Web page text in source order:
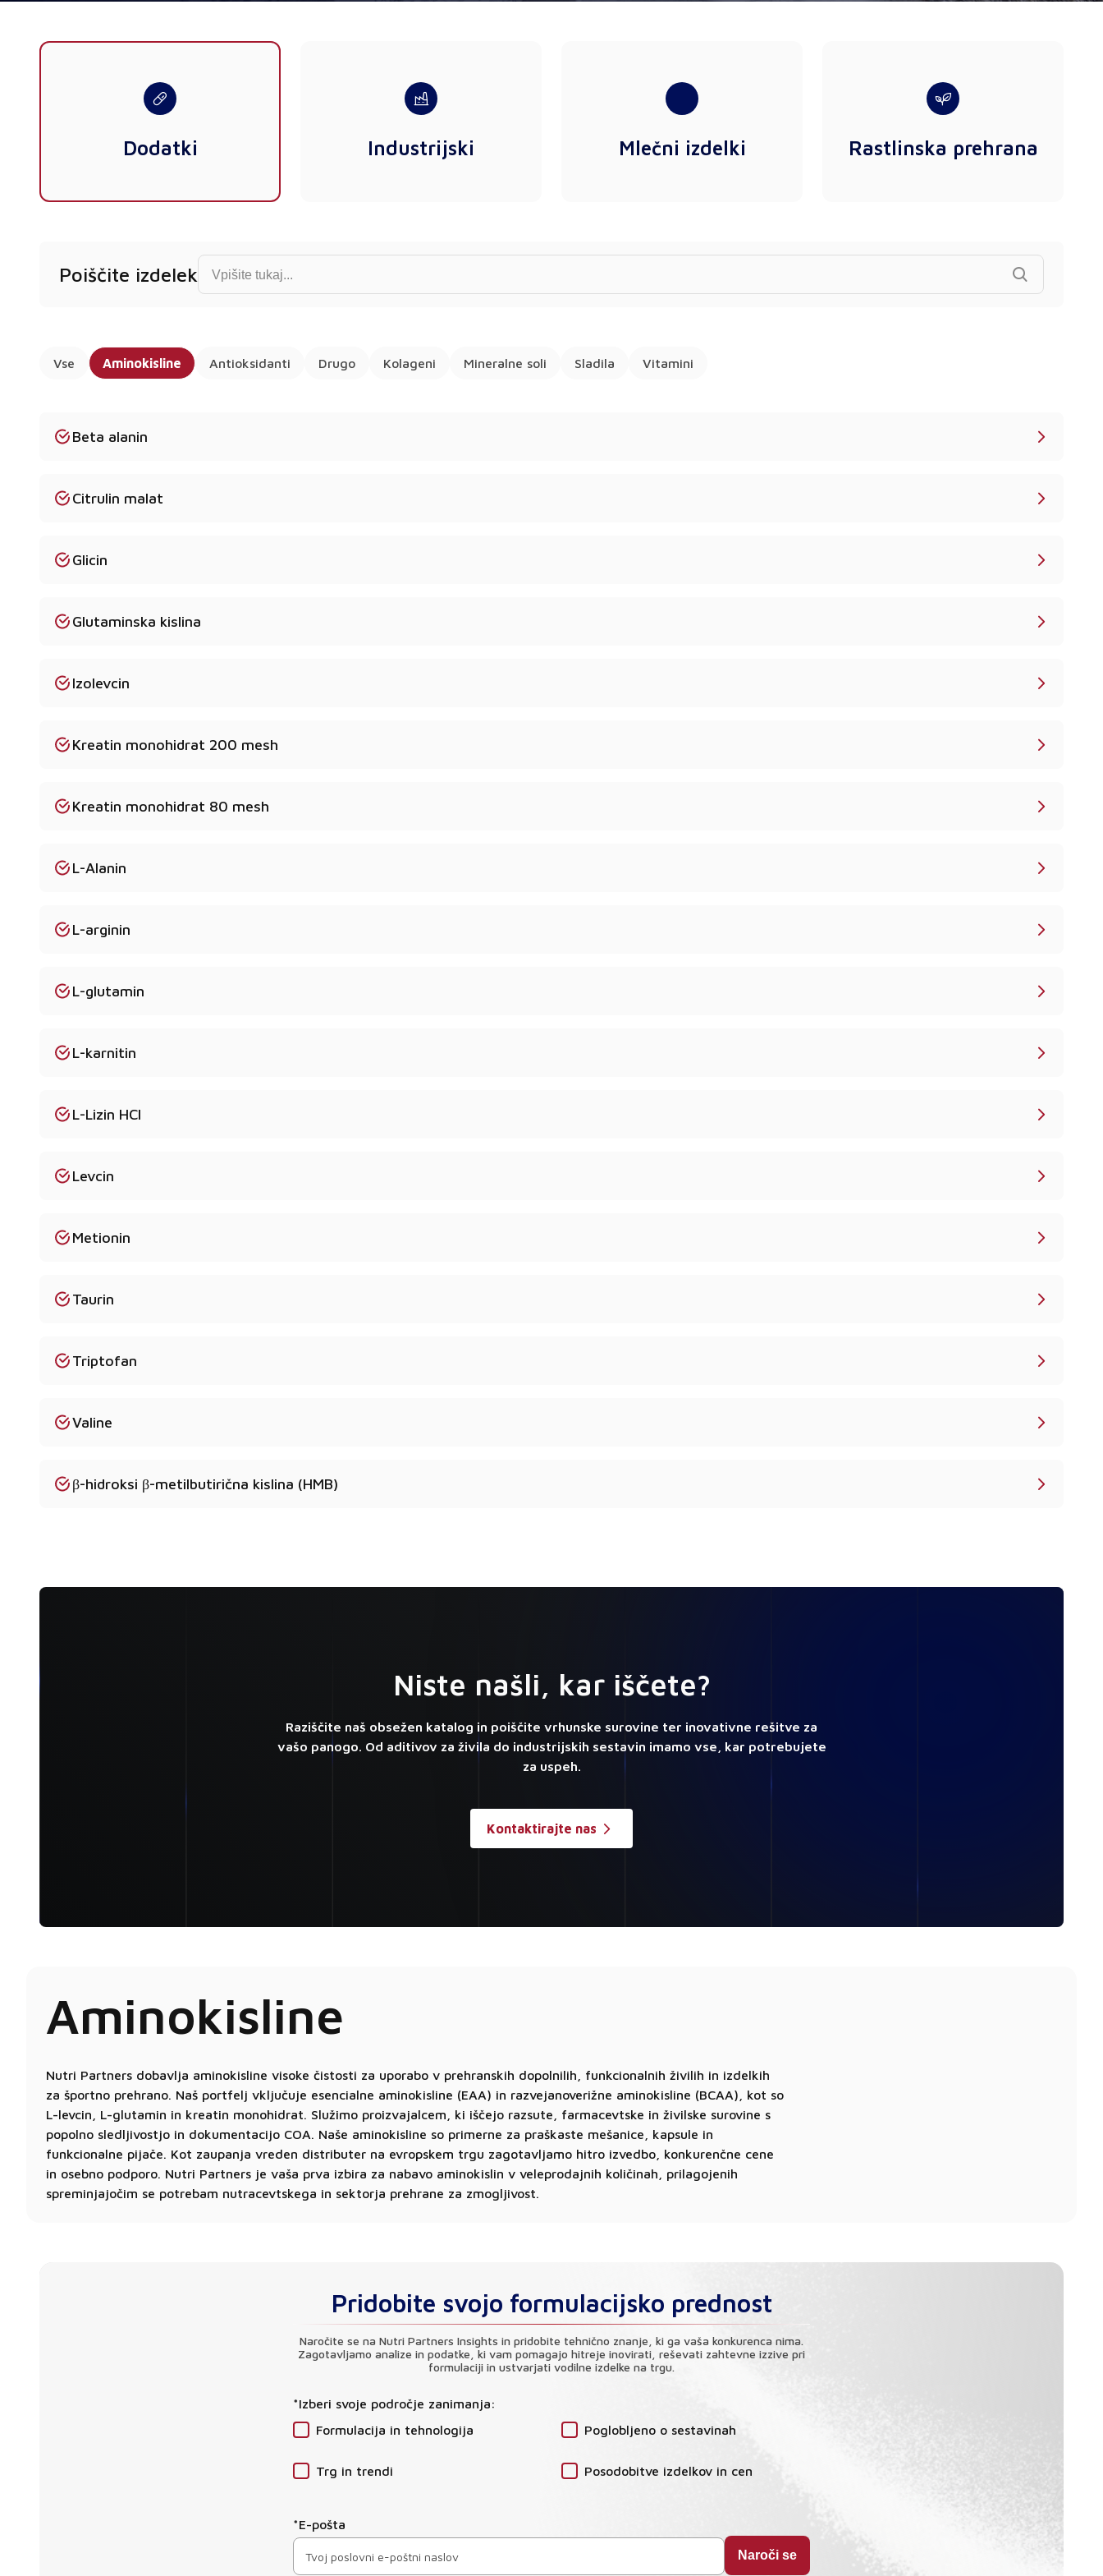
Dodatki Industrijski Mlečni izdelki Rastlinska prehrana
Poiščite izdelek
Find product...
Vse Aminokisline Antioksidanti Drugo Kolageni Mineralne soli Sladila Vitamini
Beta alanin
Citrulin malat
Glicin
Glutaminska kislina
Izolevcin
Kreatin monohidrat 200 mesh
Kreatin monohidrat 80 mesh
L-Alanin
L-arginin
L-glutamin
L-karnitin
L-Lizin HCl
Levcin
Metionin
Taurin
Triptofan
Valine
β-hidroksi β-metilbutirična kislina (HMB)
Niste našli, kar iščete?
Raziščite naš obsežen katalog in poiščite vrhunske surovine ter inovativne rešitve za
vašo panogo. Od aditivov za živila do industrijskih sestavin imamo vse, kar potrebujete
za uspeh.
Kontaktirajte nas
Aminokisline
Nutri Partners dobavlja aminokisline visoke čistosti za uporabo v prehranskih dopolnilih, funkcionalnih živilih in izdelkih
za športno prehrano. Naš portfelj vključuje esencialne aminokisline (EAA) in razvejanoverižne aminokisline (BCAA), kot so
L-levcin, L-glutamin in kreatin monohidrat. Služimo proizvajalcem, ki iščejo razsute, farmacevtske in živilske surovine s
popolno sledljivostjo in dokumentacijo COA. Naše aminokisline so primerne za praškaste mešanice, kapsule in
funkcionalne pijače. Kot zaupanja vreden distributer na evropskem trgu zagotavljamo hitro izvedbo, konkurenčne cene
in osebno podporo. Nutri Partners je vaša prva izbira za nabavo aminokislin v veleprodajnih količinah, prilagojenih
spreminjajočim se potrebam nutracevtskega in sektorja prehrane za zmogljivost.
Pridobite svojo formulacijsko prednost
Naročite se na Nutri Partners Insights in pridobite tehnično znanje, ki ga vaša konkurenca nima.
Zagotavljamo analize in podatke, ki vam pomagajo hitreje inovirati, reševati zahtevne izzive pri
formulaciji in ustvarjati vodilne izdelke na trgu.
*Izberi svoje področje zanimanja:
Formulacija in tehnologija
Poglobljeno o sestavinah
Trg in trendi Posodobitve izdelkov in cen
*E-pošta